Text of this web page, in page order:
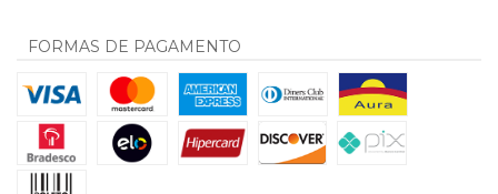
FORMAS DE PAGAMENTO